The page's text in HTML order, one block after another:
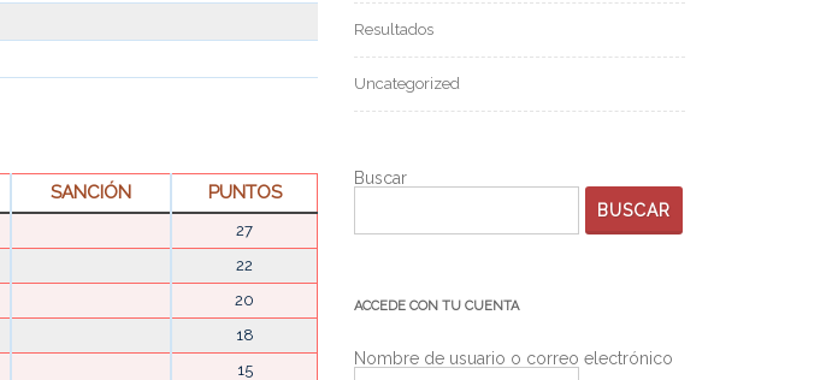
SANCIÓN PUNTOS
27
22
20
18
15
Resultados
Uncategorized
Buscar
BUSCAR
ACCEDE CON TU CUENTA
Nombre de usuario o correo electrónico